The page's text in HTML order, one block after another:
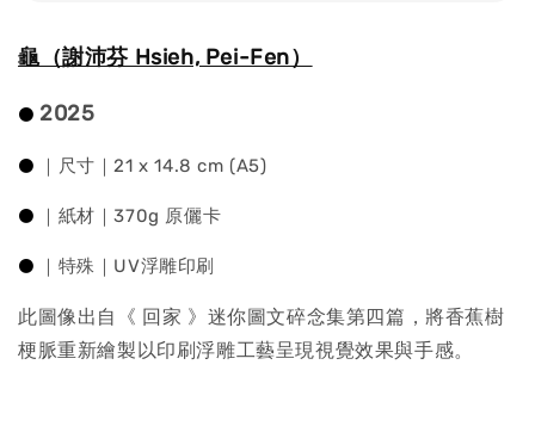
龜（謝沛芬 Hsieh, Pei-Fen）
⚫ 2025
⚫ ｜尺寸｜21 x 14.8 cm (A5)
⚫ ｜紙材｜370g 原儷卡
⚫ ｜特殊｜UV浮雕印刷
此圖像出自《 回家 》迷你圖文碎念集第四篇，將香蕉樹
梗脈重新繪製以印刷浮雕工藝呈現視覺效果與手感。